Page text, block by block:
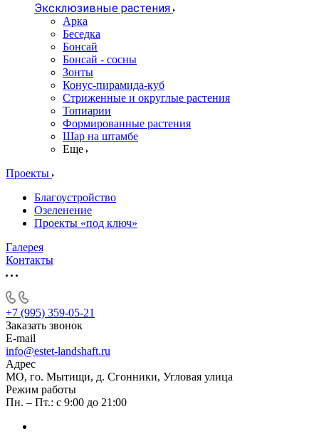
Эксклюзивные растения
Арка
Беседка
Бонсай
Бонсай - сосны
Зонты
Конус-пирамида-куб
Стриженные и округлые растения
Топиарии
Формированные растения
Шар на штамбе
Еще
Проекты
Благоустройство
Озеленение
Проекты «под ключ»
Галерея
Контакты
+7 (995) 359-05-21
Заказать звонок
E-mail
info@estet-landshaft.ru
Адрес
МО, го. Мытищи, д. Сгонники, Угловая улица
Режим работы
Пн. – Пт.: с 9:00 до 21:00